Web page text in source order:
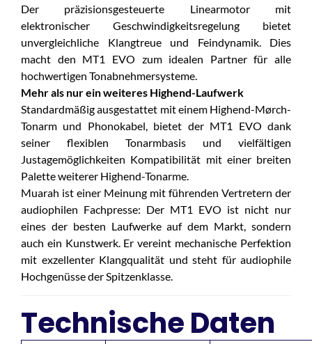
Der präzisionsgesteuerte Linearmotor mit
elektronischer Geschwindigkeitsregelung bietet
unvergleichliche Klangtreue und Feindynamik. Dies
macht den MT1 EVO zum idealen Partner für alle
hochwertigen Tonabnehmersysteme.
Mehr als nur ein weiteres Highend-Laufwerk
Standardmäßig ausgestattet mit einem Highend-Mørch-
Tonarm und Phonokabel, bietet der MT1 EVO dank
seiner flexiblen Tonarmbasis und vielfältigen
Justagemöglichkeiten Kompatibilität mit einer breiten
Palette weiterer Highend-Tonarme.
Muarah ist einer Meinung mit führenden Vertretern der
audiophilen Fachpresse: Der MT1 EVO ist nicht nur
eines der besten Laufwerke auf dem Markt, sondern
auch ein Kunstwerk. Er vereint mechanische Perfektion
mit exzellenter Klangqualität und steht für audiophile
Hochgenüsse der Spitzenklasse.
Technische Daten